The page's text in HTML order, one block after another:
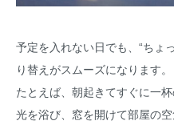
予定を入れない日でも、“ちょ
り替えがスムーズになります。
たとえば、朝起きてすぐに一
光を浴び、窓を開けて部屋の